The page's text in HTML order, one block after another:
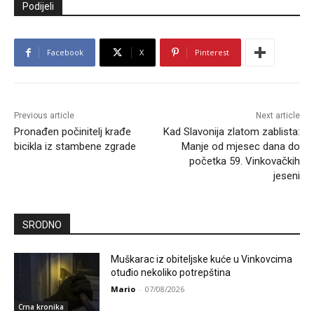
Podijeli
Facebook X Pinterest
Previous article
Pronađen počinitelj krađe
bicikla iz stambene zgrade
Next article
Kad Slavonija zlatom zablista:
Manje od mjesec dana do
početka 59. Vinkovačkih
jeseni
SRODNO
Crna kronika
Muškarac iz obiteljske kuće u Vinkovcima
otuđio nekoliko potrepština
Mario - 07/08/2026